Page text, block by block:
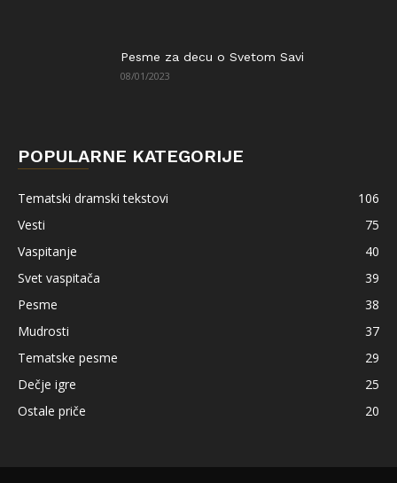
Pesme za decu o Svetom Savi
08/01/2023
POPULARNE KATEGORIJE
Tematski dramski tekstovi
106
Vesti
75
Vaspitanje
40
Svet vaspitača
39
Pesme
38
Mudrosti
37
Tematske pesme
29
Dečje igre
25
Ostale priče
20